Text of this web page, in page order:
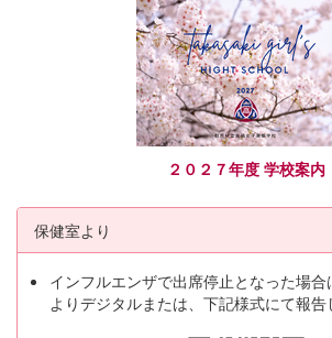
２０２７年度 学校案内
保健室より
インフルエンザで出席停止となった場合
よりデジタルまたは、下記様式にて報告